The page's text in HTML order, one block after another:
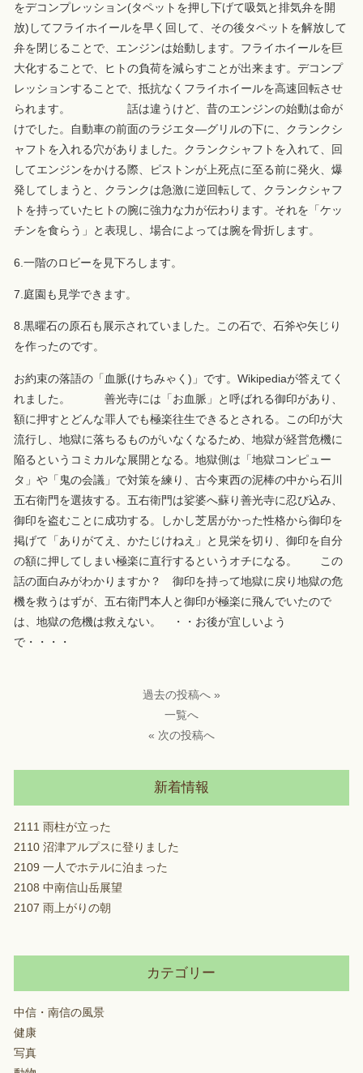
をデコンプレッション(タペットを押し下げて吸気と排気弁を開
放)してフライホイールを早く回して、その後タペットを解放して
弁を閉じることで、エンジンは始動します。フライホイールを巨
大化することで、ヒトの負荷を減らすことが出来ます。デコンプ
レッションすることで、抵抗なくフライホイールを高速回転させ
られます。 話は違うけど、昔のエンジンの始動は命が
けでした。自動車の前面のラジエタ―グリルの下に、クランクシ
ャフトを入れる穴がありました。クランクシャフトを入れて、回
してエンジンをかける際、ピストンが上死点に至る前に発火、爆
発してしまうと、クランクは急激に逆回転して、クランクシャフ
トを持っていたヒトの腕に強力な力が伝わります。それを「ケッ
チンを食らう」と表現し、場合によっては腕を骨折します。
6.一階のロビーを見下ろします。
7.庭園も見学できます。
8.黒曜石の原石も展示されていました。この石で、石斧や矢じり
を作ったのです。
お約束の落語の「血脈(けちみゃく)」です。Wikipediaが答えてく
れました。 善光寺には「お血脈」と呼ばれる御印があり、
額に押すとどんな罪人でも極楽往生できるとされる。この印が大
流行し、地獄に落ちるものがいなくなるため、地獄が経営危機に
陥るというコミカルな展開となる。地獄側は「地獄コンピュー
タ」や「鬼の会議」で対策を練り、古今東西の泥棒の中から石川
五右衛門を選抜する。五右衛門は娑婆へ蘇り善光寺に忍び込み、
御印を盗むことに成功する。しかし芝居がかった性格から御印を
掲げて「ありがてえ、かたじけねえ」と見栄を切り、御印を自分
の額に押してしまい極楽に直行するというオチになる。 この
話の面白みがわかりますか？ 御印を持って地獄に戻り地獄の危
機を救うはずが、五右衛門本人と御印が極楽に飛んでいたので
は、地獄の危機は救えない。 ・・お後が宜しいよう
で・・・・
過去の投稿へ »
一覧へ
« 次の投稿へ
新着情報
2111 雨柱が立った
2110 沼津アルプスに登りました
2109 一人でホテルに泊まった
2108 中南信山岳展望
2107 雨上がりの朝
カテゴリー
中信・南信の風景
健康
写真